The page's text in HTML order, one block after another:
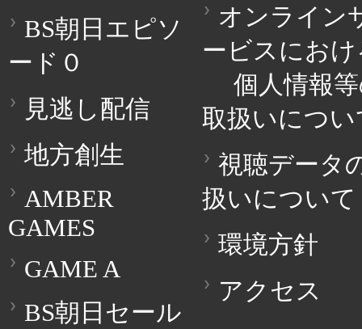
BS朝日エピソ
ード０
見逃し配信
地方創生
AMBER
GAMES
GAME A
BS朝日セール
オンライン
ービスにお
個人情報
取扱いについ
視聴データ
扱いについて
環境方針
アクセス